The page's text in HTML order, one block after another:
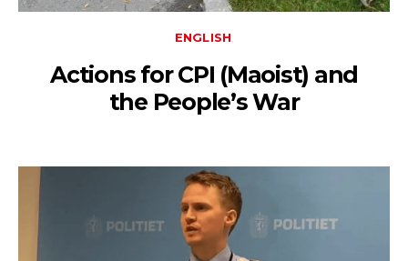
ENGLISH
Actions for CPI (Maoist) and
the People’s War